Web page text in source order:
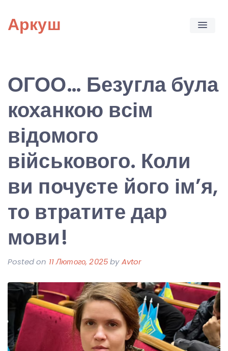
content
Аркуш
ОГОО… Безугла була
коханкою всім
відомого
військового. Коли
ви почуєте його ім’я,
то втратите дар
мови!
Posted on 11 Лютого, 2025byAvtor